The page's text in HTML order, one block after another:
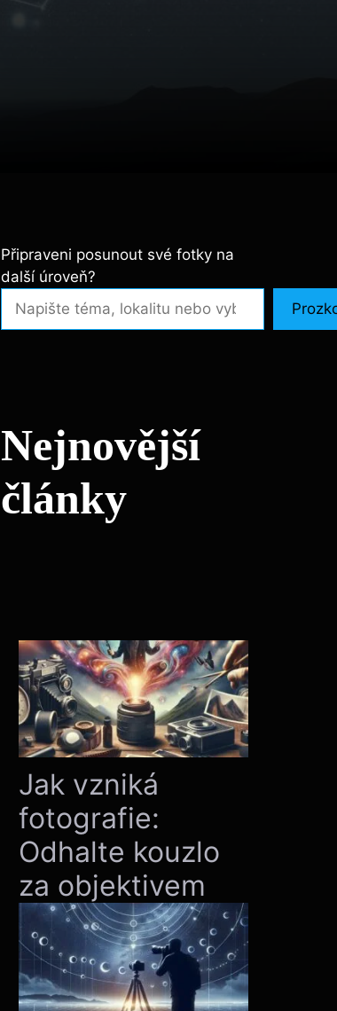
Připraveni posunout své fotky na
další úroveň?
Nejnovější
články
Jak vzniká
fotografie:
Odhalte kouzlo
za objektivem